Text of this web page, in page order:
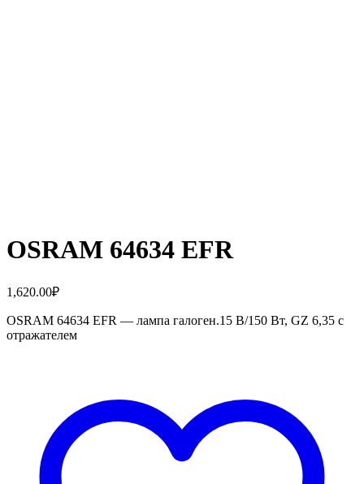
OSRAM 64634 EFR
1,620.00₽
OSRAM 64634 EFR — лампа галоген.15 В/150 Вт, GZ 6,35 с
отражателем